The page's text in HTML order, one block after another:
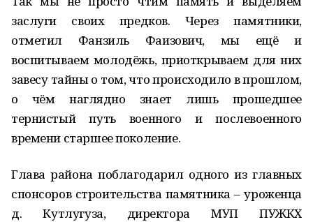
заслуги своих предков. Через памятники,
отметил Фанзиль Фаизович, мы ещё и
воспитываем молодёжь, приоткрываем для них
завесу тайны о том, что происходило в прошлом,
о чём наглядно знает лишь прошедшее
тернистый путь военного и послевоенного
времени старшее поколение.
Глава района поблагодарил одного из главных
спонсоров строительства памятника – уроженца
д. Кутлугуза, директора МУП ПУЖКХ